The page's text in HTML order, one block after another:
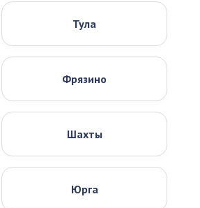
Тула
Фрязино
Шахты
Юрга